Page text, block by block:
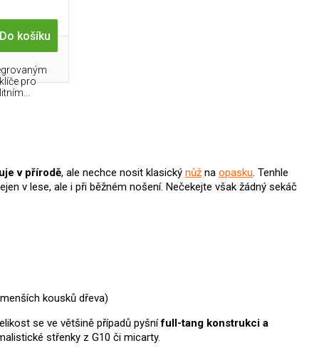
Do košíku
pro
v přírodě, ale nechce nosit klasický nůž na opasku. Tenhle
v lese, ale i při běžném nošení. Nečekejte však žádný sekáč
kousků dřeva)
se ve většině případů pyšnífull-tang konstrukci a
střenky z G10 či micarty.